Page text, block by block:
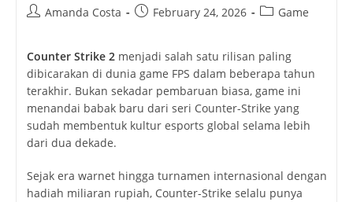
PostAmanda Costa
PostFebruary 24, 2026
PostGame
Counter Strike 2menjadi salah satu rilisan paling
dibicarakan di dunia game FPS dalam beberapa tahun
terakhir. Bukan sekadar pembaruan biasa, game ini
menandai babak baru dari seri Counter-Strike yang
sudah membentuk kultur esports global selama lebih
dari dua dekade.
Sejak era warnet hingga turnamen internasional dengan
hadiah miliaran rupiah, Counter-Strike selalu punya